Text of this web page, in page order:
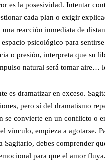
es la posesividad. Intentar
cada plan o exigir
una reacción inmediata de
espacio psicológico para
o presión, interpreta que su
natural será tomar aire…
es dramatizar en exceso.
pero sí del dramatismo
se convierte en un conflicto o
vínculo, empieza a agotarse.
Sagitario, debes comprender
para que el amor fluya.